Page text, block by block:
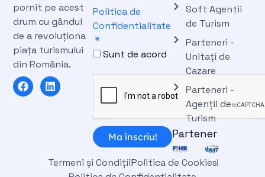
pornit pe acest
drum cu gândul
de a revoluționa
piața turismului
din România.
F
a
L
i
Politica de
Confidentialitate
Sunt de acord
Ma înscriu!
Soft Agentii
de Turism
Parteneri -
Unitați de
Cazare
Parteneri -
Agenții de
Turism
Partener
Termeni și CondițiiPolitica de Cookies